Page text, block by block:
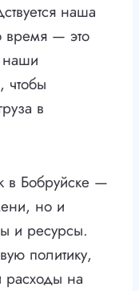
наша
время — это
наши
чтобы
в
в Бобруйске —
но и
и ресурсы.
политику,
расходы на